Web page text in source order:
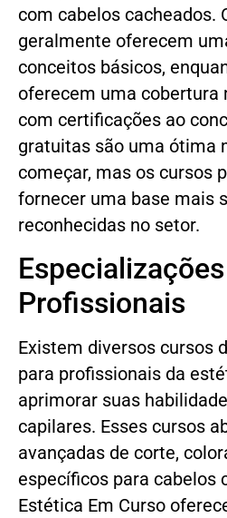
com cabelos cacheados.
geralmente oferecem
conceitos básicos,
oferecem uma cobertura
com certificações ao
gratuitas são uma ótima
começar, mas os cursos
fornecer uma base mais
reconhecidas no setor.
Profissionais
Existem diversos cursos
para profissionais da
aprimorar suas
capilares. Esses cursos
avançadas de corte,
específicos para cabelos
Estética Em Curso